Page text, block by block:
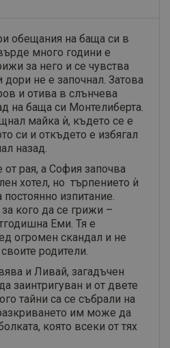
обещания на баща си в
много години е
за него и се чувства
не е започнал. Затова
и отива в слънчева
на баща си Монтелиберта.
майка ѝ, където се е
си и откъдето е избягал
назад.
от рая, а София започва
хотел, но търпението ѝ
изпитание.
кого да се грижи –
Еми. Тя е
огромен скандал и не
родители.
и Ливай, загадъчен
заинтригуван и от двете
тайни са се събрали на
им може да
която всеки от тях